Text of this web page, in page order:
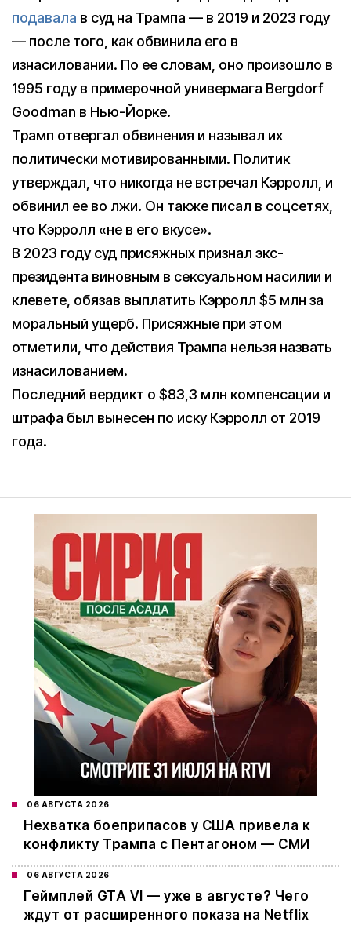
подавала в суд на Трампа — в 2019 и 2023 году
— после того, как обвинила его в
изнасиловании. По ее словам, оно произошло в
1995 году в примерочной универмага Bergdorf
Goodman в Нью-Йорке.
Трамп отвергал обвинения и называл их
политически мотивированными. Политик
утверждал, что никогда не встречал Кэрролл, и
обвинил ее во лжи. Он также писал в соцсетях,
что Кэрролл «не в его вкусе».
В 2023 году суд присяжных признал экс-
президента виновным в сексуальном насилии и
клевете, обязав выплатить Кэрролл $5 млн за
моральный ущерб. Присяжные при этом
отметили, что действия Трампа нельзя назвать
изнасилованием.
Последний вердикт о $83,3 млн компенсации и
штрафа был вынесен по иску Кэрролл от 2019
года.
06 АВГУСТА 2026
Нехватка боеприпасов у США привела к
конфликту Трампа с Пентагоном — СМИ
06 АВГУСТА 2026
Геймплей GTA VI — уже в августе? Чего
ждут от расширенного показа на Netflix